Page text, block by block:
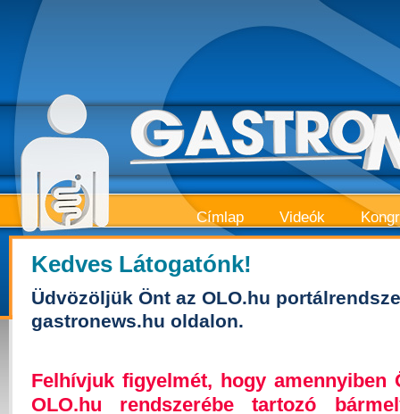
Címlap Videók
Kedves Látogatónk!
Üdvözöljük Önt az OLO.hu
gastronews.hu oldalon.
Felhívjuk figyelmét, hogy amennyiben
OLO.hu rendszerébe tartozó